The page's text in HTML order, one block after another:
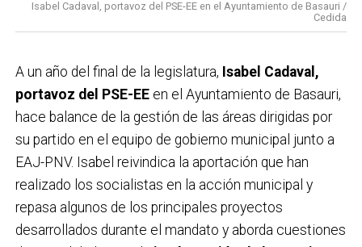
Isabel Cadaval, portavoz del PSE-EE en el Ayuntamiento de Basauri /
Cedida
A un año del final de la legislatura, Isabel Cadaval,
portavoz del PSE-EEen el Ayuntamiento de Basauri,
hace balance de la gestión de las áreas dirigidas por
su partido en el equipo de gobierno municipal junto a
EAJ-PNV. Isabel reivindica la aportación que han
realizado los socialistas en la acción municipal y
repasa algunos de los principales proyectos
desarrollados durante el mandato y aborda cuestiones